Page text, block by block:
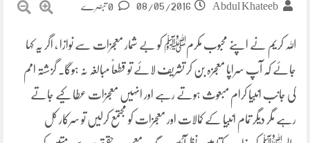
Abdul Khateeb
08/05/2016
اللہ کریم نے اپنے محبوب مکرمﷺ کو بے شمار معجزات سے نوازا ، اگر یہ کہا
جائے کہ آپ سراپا معجزہ بن کر تشریف لائے تو قطعاً مبالغہ نہ ہوگا۔ گزشتہ امم
کی جانب انبیا کرام مبعوث ہوتے رہے اور انہیں معجزات عطا کیے جاتے
رہے مگر دیگر تمام انبیا کے کمالات اور معجزات کو مجتمع کرلیں تو سرکار کل